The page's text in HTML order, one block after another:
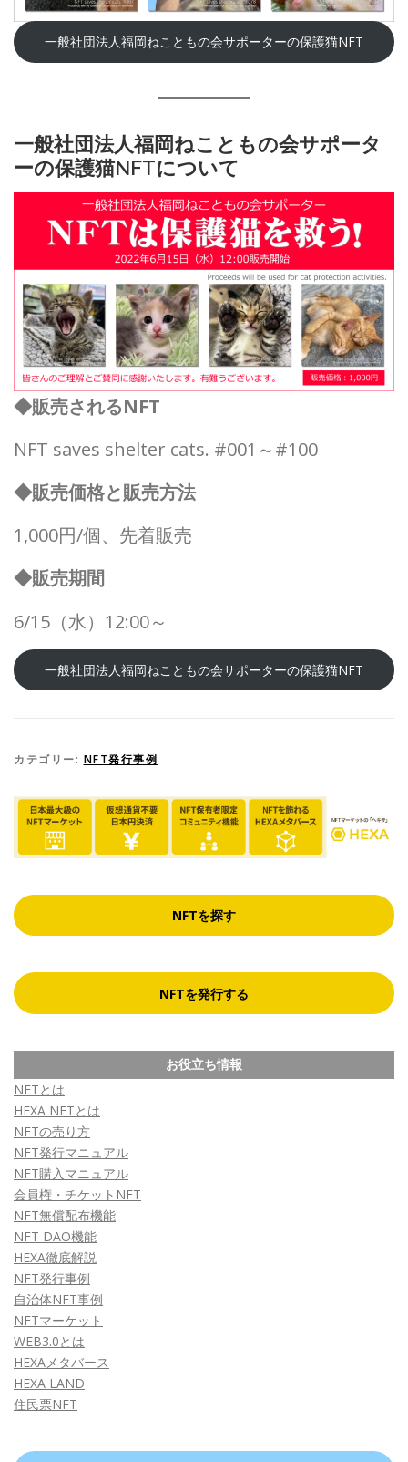
一般社団法人福岡ねこともの会サポーターの保護猫NFT
一般社団法人福岡ねこともの会サポータ
ーの保護猫NFTについて
◆販売されるNFT
NFT saves shelter cats. #001～#100
◆販売価格と販売方法
1,000円/個、先着販売
◆販売期間
6/15（水）12:00～
一般社団法人福岡ねこともの会サポーターの保護猫NFT
カテゴリー: NFT発行事例
NFTを探す
NFTを発行する
お役立ち情報
NFTとは
HEXA NFTとは
NFTの売り方
NFT発行マニュアル
NFT購入マニュアル
会員権・チケットNFT
NFT無償配布機能
NFT DAO機能
HEXA徹底解説
NFT発行事例
自治体NFT事例
NFTマーケット
WEB3.0とは
HEXAメタバース
HEXA LAND
住民票NFT